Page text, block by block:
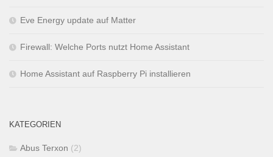
Eve Energy update auf Matter
Firewall: Welche Ports nutzt Home Assistant
Home Assistant auf Raspberry Pi installieren
KATEGORIEN
Abus Terxon (2)